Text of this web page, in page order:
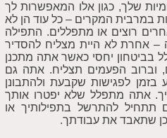
שלך, כגון אלו המאפשרות לך
במרבית המקרים – כל עוד הן לא
רוצים או מתפללים. התפילה
– אחרת לא היית מצליח להסדיר
בביטחון יחסי כאשר אתה מתכנן
וברוב הפעמים תצליח. אתה גם
לפגישות שקבעת ולהתבונן
אתה מתפלל שלא יפטרו אותך
להתרשל בתפילותיך או
שתאבד את עבודתך.